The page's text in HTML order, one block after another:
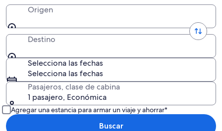
Origen
Destino
Selecciona las fechas
Selecciona las fechas
Pasajeros, clase de cabina
1 pasajero, Económica
Agregar una estancia para armar un viaje y ahorrar*
Buscar